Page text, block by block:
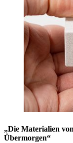
„Die Materialien
Übermorgen“